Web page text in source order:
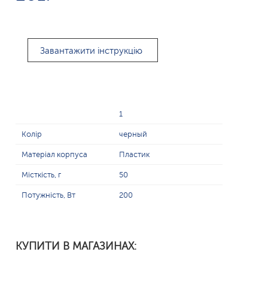
Завантажити інструкцію
1
Колір черный
Матеріал корпуса Пластик
Місткість, г 50
Потужність, Вт 200
КУПИТИ В МАГАЗИНАХ: